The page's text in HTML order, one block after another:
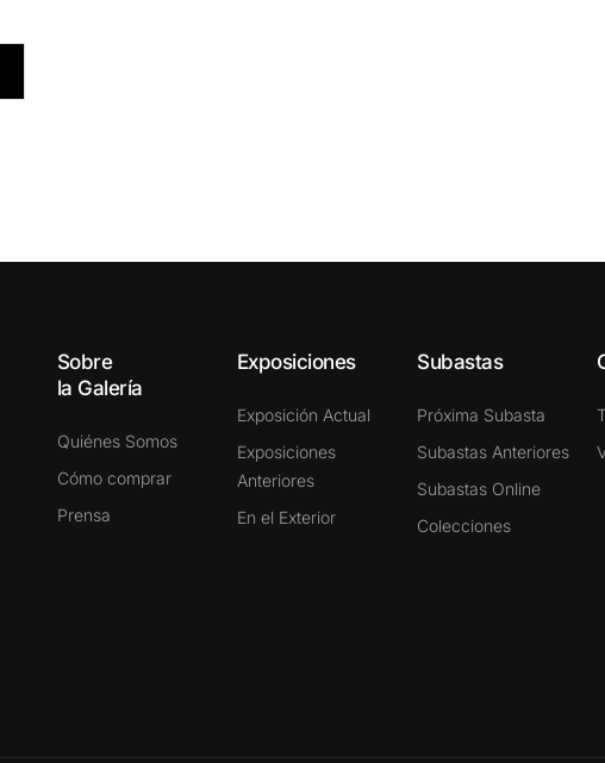
Sobre
la Galería
Quiénes Somos
Cómo comprar
Prensa
Exposiciones
Exposición Actual
Exposiciones
Anteriores
En el Exterior
Subastas
Próxima Subasta
Subastas Anteriores
Subastas Online
Colecciones